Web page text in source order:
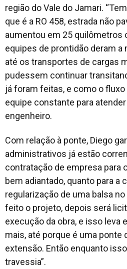
região do Vale do Jamari.
que é a RO 458, estrada não
aumentou em 25 quilômetros
equipes de prontidão deram a
até os transportes de cargas
pudessem continuar
já foram feitas, e como o
equipe constante para atender
engenheiro.
Com relação à ponte, Diego
administrativos já estão
contratação de empresa para
bem adiantado, quanto para a
regularização de uma balsa
feito o projeto, depois será
execução da obra, e isso leva
mais, até porque é uma ponte
extensão. Então enquanto
travessia”.